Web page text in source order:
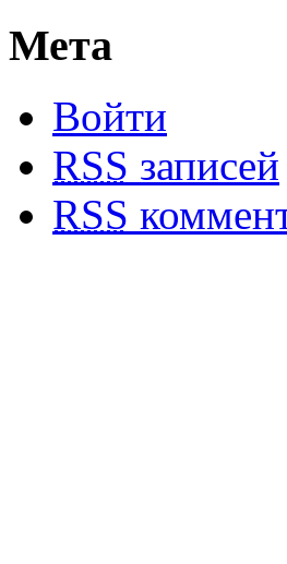
Мета
Войти
RSS записей
RSS